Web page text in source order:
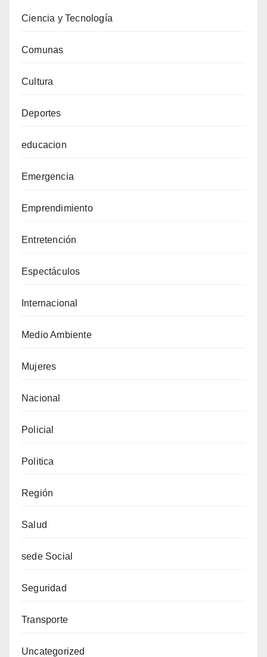
Ciencia y Tecnología
Comunas
Cultura
Deportes
educacion
Emergencia
Emprendimiento
Entretención
Espectáculos
Internacional
Medio Ambiente
Mujeres
Nacional
Policial
Politica
Región
Salud
sede Social
Seguridad
Transporte
Uncategorized